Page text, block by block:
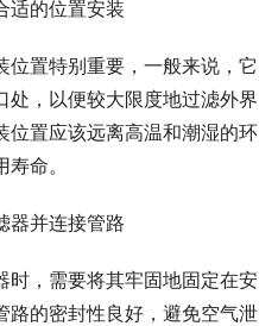
适的位置安装
位置特别重要，一般来说，它
处，以便较大限度地过滤外界
位置应该远离高温和潮湿的环
命。
器并连接管路
时，需要将其牢固地固定在安
路的密封性良好，避免空气泄